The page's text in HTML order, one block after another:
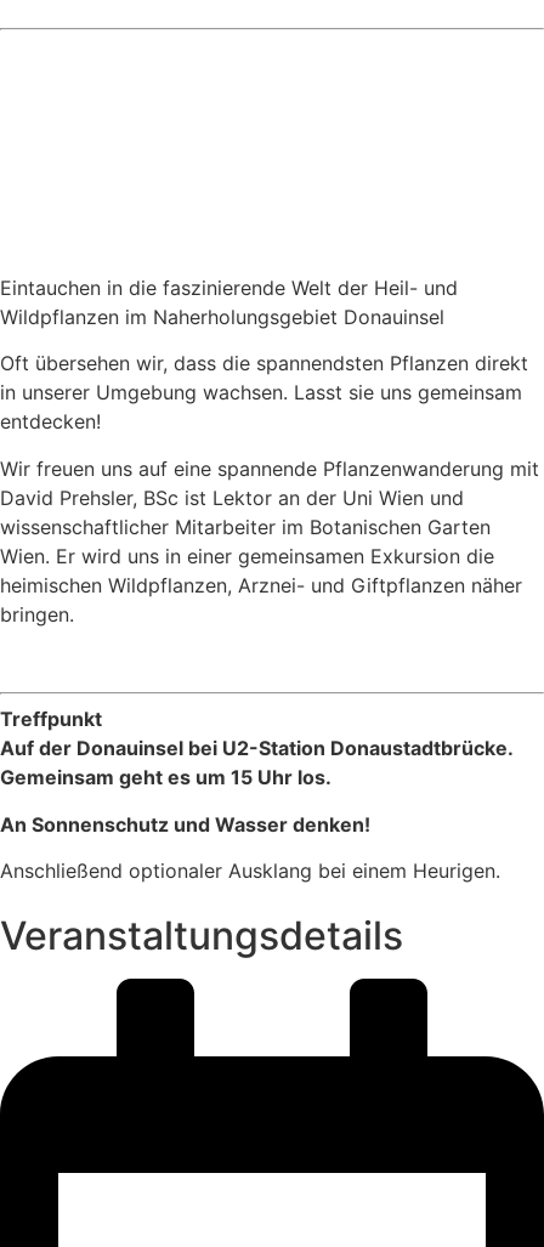
Eintauchen in die faszinierende Welt der Heil- und
Wildpflanzen im Naherholungsgebiet Donauinsel
Oft übersehen wir, dass die spannendsten Pflanzen direkt
in unserer Umgebung wachsen. Lasst sie uns gemeinsam
entdecken!
Wir freuen uns auf eine spannende Pflanzenwanderung mit
David Prehsler, BSc ist Lektor an der Uni Wien und
wissenschaftlicher Mitarbeiter im Botanischen Garten
Wien. Er wird uns in einer gemeinsamen Exkursion die
heimischen Wildpflanzen, Arznei- und Giftpflanzen näher
bringen.
Treffpunkt
Auf der Donauinsel bei U2-Station Donaustadtbrücke.
Gemeinsam geht es um 15 Uhr los.
An Sonnenschutz und Wasser denken!
Anschließend optionaler Ausklang bei einem Heurigen.
Veranstaltungsdetails